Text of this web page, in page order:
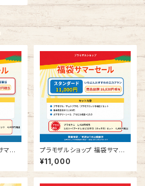
マー
プラモザルショップ 福袋サマー
セール スタンダード
¥11,000